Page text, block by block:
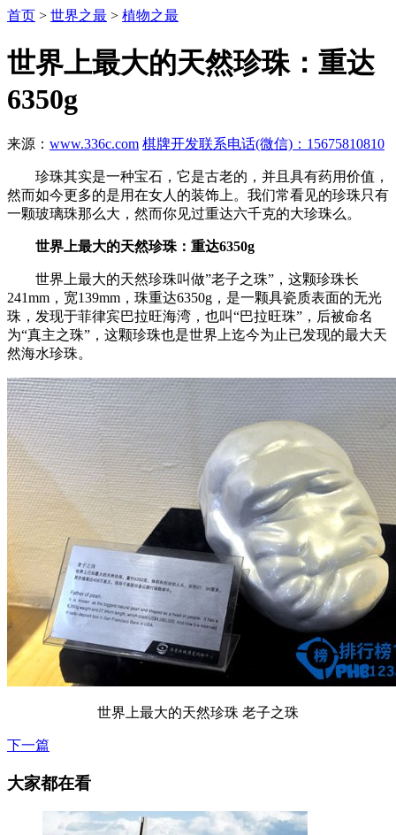
首页 > 世界之最 > 植物之最
世界上最大的天然珍珠：重达
6350g
来源： www.336c.com 棋牌开发联系电话(微信)：15675810810
珍珠其实是一种宝石，它是古老的，并且具有药用价值，
然而如今更多的是用在女人的装饰上。我们常看见的珍珠只有
一颗玻璃珠那么大，然而你见过重达六千克的大珍珠么。
世界上最大的天然珍珠：重达6350g
世界上最大的天然珍珠叫做”老子之珠”，这颗珍珠长
241mm，宽139mm，珠重达6350g，是一颗具瓷质表面的无光
珠，发现于菲律宾巴拉旺海湾，也叫“巴拉旺珠”，后被命名
为“真主之珠”，这颗珍珠也是世界上迄今为止已发现的最大天
然海水珍珠。
世界上最大的天然珍珠 老子之珠
下一篇
大家都在看